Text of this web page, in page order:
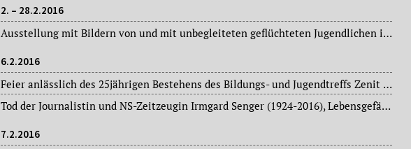
2. – 28.2.2016
Ausstellung mit Bildern von und mit unbegleiteten geflüchteten Jugendlichen im Gallustheater.
6.2.2016
Feier anlässlich des 25jährigen Bestehens des Bildungs- und Jugendtreffs Zenit im Stadtteil Höchst.
Tod der Journalistin und NS-Zeitzeugin Irmgard Senger (1924-2016), Lebensgefährtin des NS-Überlebenden und Schriftstellers Valentin Senger (1918-1997).
7.2.2016